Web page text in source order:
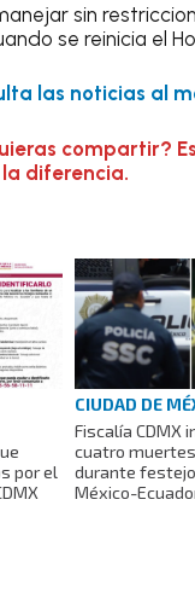
sin
se reinicia el
las noticias al
compartir?
la diferencia.
por el
CIUDAD DE
Fiscalía CDMX
cuatro
durante
México-